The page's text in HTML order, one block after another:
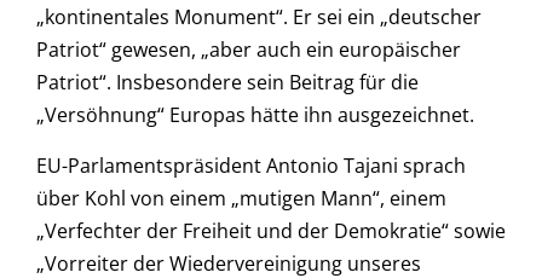
„kontinentales Monument“. Er sei ein „deutscher
Patriot“ gewesen, „aber auch ein europäischer
Patriot“. Insbesondere sein Beitrag für die
„Versöhnung“ Europas hätte ihn ausgezeichnet.
EU-Parlamentspräsident Antonio Tajani sprach
über Kohl von einem „mutigen Mann“, einem
„Verfechter der Freiheit und der Demokratie“ sowie
„Vorreiter der Wiedervereinigung unseres